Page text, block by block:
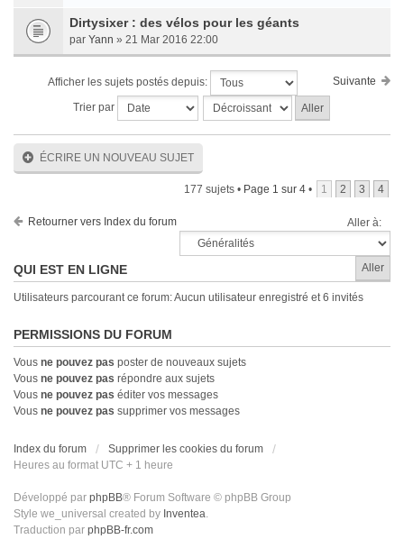
Dirtysixer : des vélos pour les géants
par Yann » 21 Mar 2016 22:00
Suivante
Afficher les sujets postés depuis:
Trier par
ÉCRIRE UN NOUVEAU SUJET
177 sujets • Page 1 sur 4 • 1 2 3 4
Retourner vers Index du forum Aller à:
QUI EST EN LIGNE
Utilisateurs parcourant ce forum: Aucun utilisateur enregistré et 6 invités
PERMISSIONS DU FORUM
Vous ne pouvez pas poster de nouveaux sujets
Vous ne pouvez pas répondre aux sujets
Vous ne pouvez pas éditer vos messages
Vous ne pouvez pas supprimer vos messages
Index du forum
Supprimer les cookies du forum
Heures au format UTC + 1 heure
Développé par phpBB® Forum Software © phpBB Group
Style we_universal created by Inventea.
Traduction par phpBB-fr.com